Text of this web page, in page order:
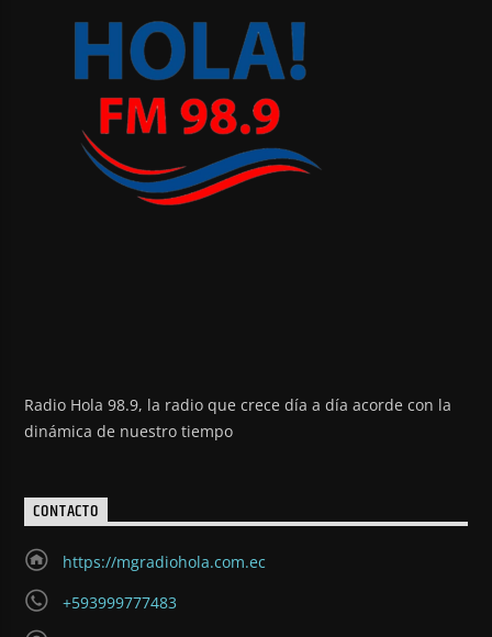
Radio Hola 98.9, la radio que crece día a día acorde con la
dinámica de nuestro tiempo
CONTACTO
https://mgradiohola.com.ec
+593999777483